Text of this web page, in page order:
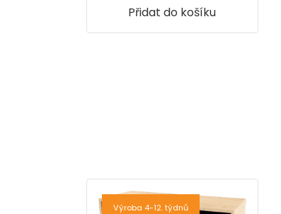
Přidat do košíku
Výroba 4-12. týdnů